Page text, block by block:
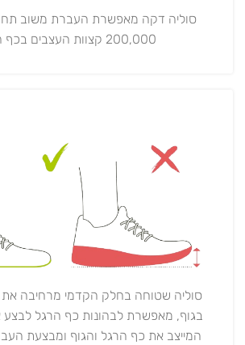
סוליה דקה מאפשרת העברת משוב
200,000 קצוות העצבים בכף הרגל.
סוליה שטוחה בחלק הקדמי מרחיבה
בגוף, מאפשרת לבהונות כף הרגל לבצע
המייצב את כף הרגל והגוף ומבצעת